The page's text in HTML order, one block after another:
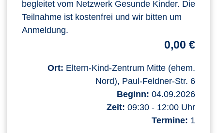
begleitet vom Netzwerk Gesunde Kinder. Die
Teilnahme ist kostenfrei und wir bitten um
Anmeldung.
0,00 €
Ort: Eltern-Kind-Zentrum Mitte (ehem.
Nord), Paul-Feldner-Str. 6
Beginn: 04.09.2026
Zeit: 09:30 - 12:00 Uhr
Termine: 1